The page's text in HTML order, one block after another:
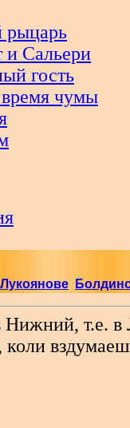
рыцарь
и Сальери
гость
чумы
Нижний, т.е. в
коли